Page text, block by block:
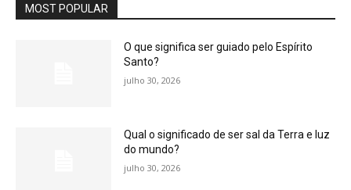
MOST POPULAR
O que significa ser guiado pelo Espírito
Santo?
julho 30, 2026
Qual o significado de ser sal da Terra e luz
do mundo?
julho 30, 2026